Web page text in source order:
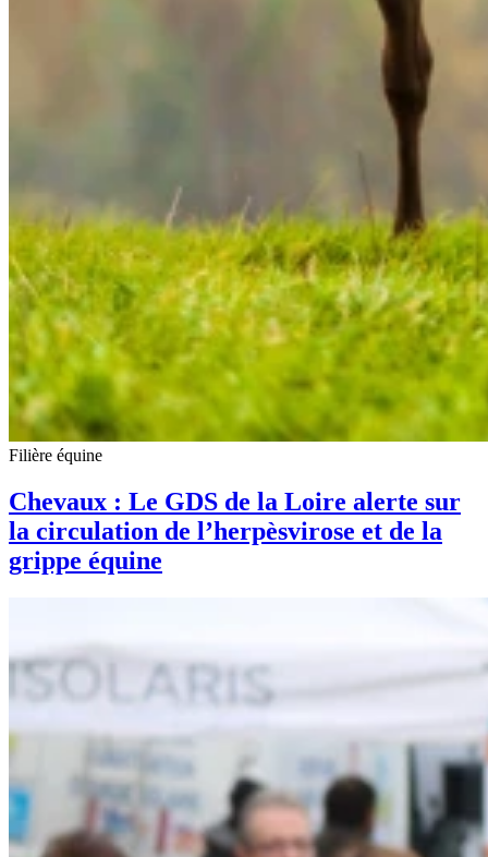
Filière équine
Chevaux : Le GDS de la Loire alerte sur
la circulation de l’herpèsvirose et de la
grippe équine